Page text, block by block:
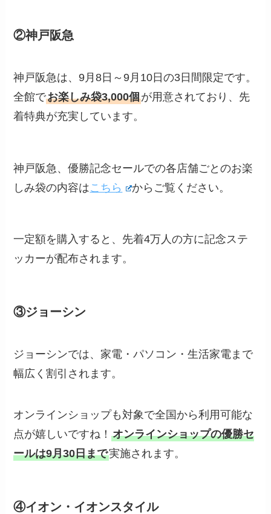
②神戸阪急
神戸阪急は、9月8日～9月10日の3日間限定です。
全館でお楽しみ袋3,000個が用意されており、先
着特典が充実しています。
神戸阪急、優勝記念セールでの各店舗ごとのお楽
しみ袋の内容はこちら からご覧ください。
一定額を購入すると、先着4万人の方に記念ステ
ッカーが配布されます。
③ジョーシン
ジョーシンでは、家電・パソコン・生活家電まで
幅広く割引されます。
オンラインショップも対象で全国から利用可能な
点が嬉しいですね！オンラインショップの優勝セ
ールは9月30日まで実施されます。
④イオン・イオンスタイル